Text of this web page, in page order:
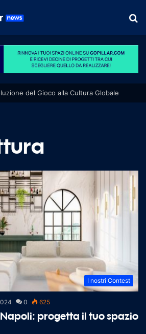
del Gioco alla Cultura Globale
I nostri Contest
0 625
progetta il tuo spazio